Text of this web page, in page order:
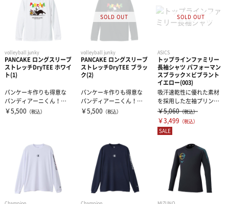
volleyball junky
PANCAKE ロングスリーブ
ストレッチDryTEE ホワイ
ト(1)
パンケーキ作りも得意な
パンディアーニくん！危
機一髪拾いました！ナイ
￥5,500 （税込）
volleyball junky
PANCAKE ロングスリーブ
ストレッチDryTEE ブラッ
ク(2)
パンケーキ作りも得意な
パンディアーニくん！危
機一髪拾いました！ナイ
￥5,500 （税込）
ASICS
トップラインファミリー
長袖シャツ パフォーマン
スブラック×ビブラント
イエロー(003)
吸汗速乾性に優れた素材
を採用した左袖プリント
の長袖シャツシルエット
の綺麗な裾前後...
￥5,060（税込）
￥3,499 （税込）
SALE